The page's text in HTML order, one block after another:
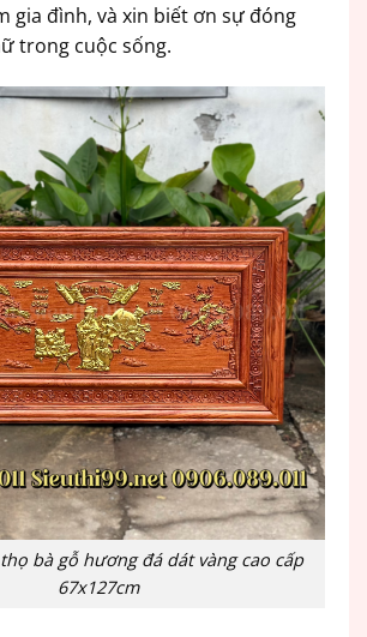
gia đình, và xin biết ơn sự đóng
trong cuộc sống.
bà gỗ hương đá dát vàng cao cấp
67x127cm